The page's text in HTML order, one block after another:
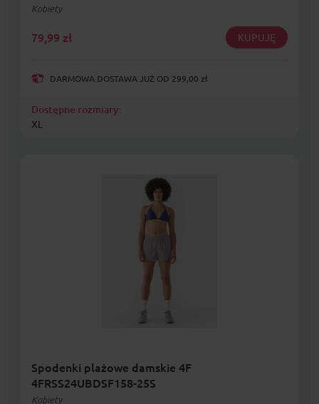
Kobiety
79,99 zł KUPUJĘ
DARMOWA DOSTAWA JUŻ OD 299,00 zł
Dostępne rozmiary:
XL
Spodenki plażowe damskie 4F
4FRSS24UBDSF158-25S
Kobiety